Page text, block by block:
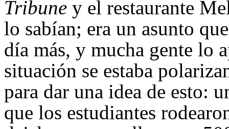
Tribune y el restaurante
lo sabían; era un asunto
día más, y mucha gente lo
situación se estaba
para dar una idea de esto:
que los estudiantes